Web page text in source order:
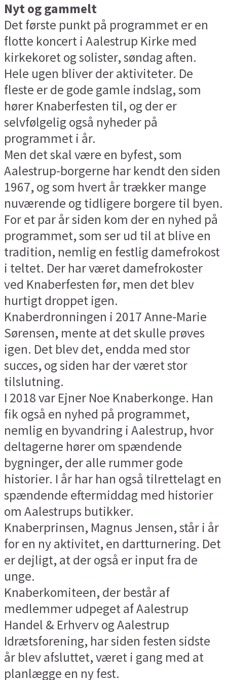
Nyt og gammelt
Det første punkt på programmet er en
flotte koncert i Aalestrup Kirke med
kirkekoret og solister, søndag aften.
Hele ugen bliver der aktiviteter. De
fleste er de gode gamle indslag, som
hører Knaberfesten til, og der er
selvfølgelig også nyheder på
programmet i år.
Men det skal være en byfest, som
Aalestrup-borgerne har kendt den siden
1967, og som hvert år trækker mange
nuværende og tidligere borgere til byen.
For et par år siden kom der en nyhed på
programmet, som ser ud til at blive en
tradition, nemlig en festlig damefrokost
i teltet. Der har været damefrokoster
ved Knaberfesten før, men det blev
hurtigt droppet igen.
Knaberdronningen i 2017 Anne-Marie
Sørensen, mente at det skulle prøves
igen. Det blev det, endda med stor
succes, og siden har der været stor
tilslutning.
I 2018 var Ejner Noe Knaberkonge. Han
fik også en nyhed på programmet,
nemlig en byvandring i Aalestrup, hvor
deltagerne hører om spændende
bygninger, der alle rummer gode
historier. I år har han også tilrettelagt en
spændende eftermiddag med historier
om Aalestrups butikker.
Knaberprinsen, Magnus Jensen, står i år
for en ny aktivitet, en dartturnering. Det
er dejligt, at der også er input fra de
unge.
Knaberkomiteen, der består af
medlemmer udpeget af Aalestrup
Handel & Erhverv og Aalestrup
Idrætsforening, har siden festen sidste
år blev afsluttet, været i gang med at
planlægge en ny fest.